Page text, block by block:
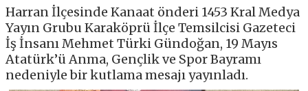
Harran İlçesinde Kanaat önderi 1453 Kral Medya
Yayın Grubu Karaköprü İlçe Temsilcisi Gazeteci
İş İnsanı Mehmet Türki Gündoğan, 19 Mayıs
Atatürk’ü Anma, Gençlik ve Spor Bayramı
nedeniyle bir kutlama mesajı yayınladı.